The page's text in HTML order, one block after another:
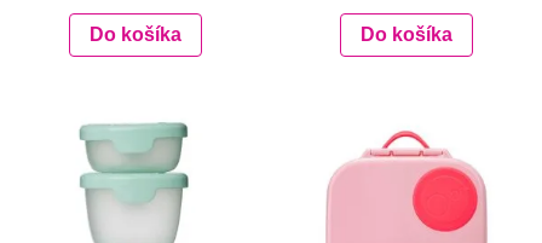
Do košíka Do košíka